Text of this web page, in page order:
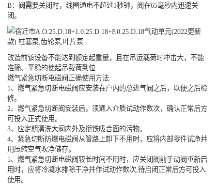
B：阀需要关闭时，线圈通电不超过1秒钟，阀在65毫秒内迅速关
闭。
改造前该设备不能达到额定起重量，且在吊运载荷时冲击大，不能
准确、平稳的使起吊载荷到位
燃气紧急切断电磁阀正确使用方法:
1、燃气紧急切断电磁阀应安装在户内的总进气阀之后，以便之后检
修。
2、燃气紧急切断阀安装后，须通入介质试动作数次，确认正常后方
可投入正式使用。
3、应定期清洗大阀内外及衔铁吸合面的污物。
4、紧急切断防爆电磁阀从管路上卸下不用时，应将内部零件试净并
用压缩空气吹净储存。
5、燃气紧急切断电磁阀较长时间不用时，应关闭阀前手动阀重新启
用时，应将冷凝水排除干净并作试动作数次,待启闭正常后方可投入
使用。